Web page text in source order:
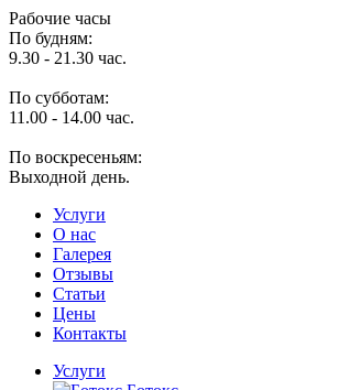
Рабочие часы
По будням:
9.30 - 21.30 час.
По субботам:
11.00 - 14.00 час.
По воскресеньям:
Выходной день.
Услуги
O нас
Галерея
Отзывы
Статьи
Цены
Контакты
Услуги